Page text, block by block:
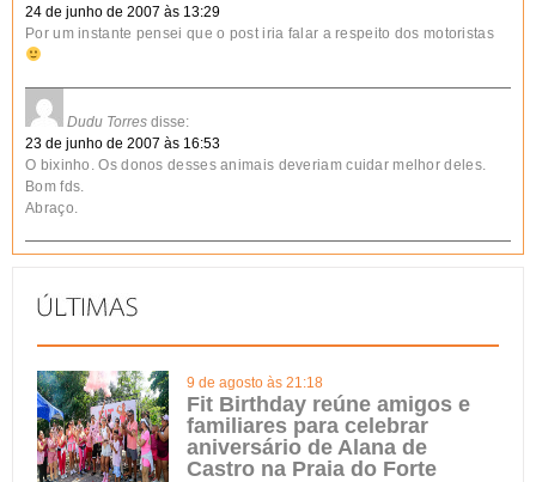
24 de junho de 2007 às 13:29
Por um instante pensei que o post iria falar a respeito dos motoristas
Dudu Torres disse:
23 de junho de 2007 às 16:53
O bixinho. Os donos desses animais deveriam cuidar melhor deles.
Bom fds.
Abraço.
9 de agosto às 21:18
Fit Birthday reúne amigos e
familiares para celebrar
aniversário de Alana de
Castro na Praia do Forte